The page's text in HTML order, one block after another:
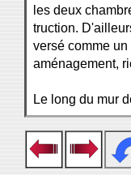
les deux
truction.
versé comme
aménagement,
Le long du mur